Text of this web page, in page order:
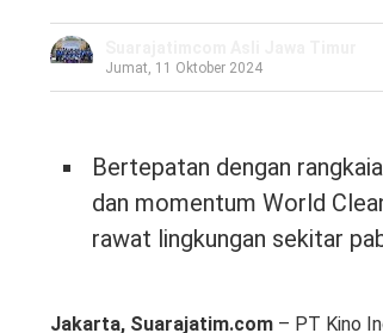
Jumat, 11 Oktober 2024
Bertepatan dengan
dan momentum World
rawat lingkungan sekitar
Jakarta, Suarajatim.com – PT Kino